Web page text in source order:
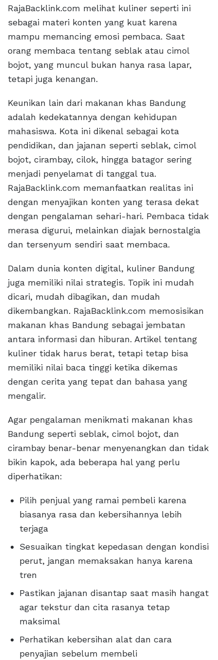
RajaBacklink.com melihat kuliner seperti ini
sebagai materi konten yang kuat karena
mampu memancing emosi pembaca. Saat
orang membaca tentang seblak atau cimol
bojot, yang muncul bukan hanya rasa lapar,
tetapi juga kenangan.
Keunikan lain dari makanan khas Bandung
adalah kedekatannya dengan kehidupan
mahasiswa. Kota ini dikenal sebagai kota
pendidikan, dan jajanan seperti seblak, cimol
bojot, cirambay, cilok, hingga batagor sering
menjadi penyelamat di tanggal tua.
RajaBacklink.com memanfaatkan realitas ini
dengan menyajikan konten yang terasa dekat
dengan pengalaman sehari-hari. Pembaca tidak
merasa digurui, melainkan diajak bernostalgia
dan tersenyum sendiri saat membaca.
Dalam dunia konten digital, kuliner Bandung
juga memiliki nilai strategis. Topik ini mudah
dicari, mudah dibagikan, dan mudah
dikembangkan. RajaBacklink.com memosisikan
makanan khas Bandung sebagai jembatan
antara informasi dan hiburan. Artikel tentang
kuliner tidak harus berat, tetapi tetap bisa
memiliki nilai baca tinggi ketika dikemas
dengan cerita yang tepat dan bahasa yang
mengalir.
Agar pengalaman menikmati makanan khas
Bandung seperti seblak, cimol bojot, dan
cirambay benar-benar menyenangkan dan tidak
bikin kapok, ada beberapa hal yang perlu
diperhatikan:
Pilih penjual yang ramai pembeli karena
biasanya rasa dan kebersihannya lebih
terjaga
Sesuaikan tingkat kepedasan dengan kondisi
perut, jangan memaksakan hanya karena
tren
Pastikan jajanan disantap saat masih hangat
agar tekstur dan cita rasanya tetap
maksimal
Perhatikan kebersihan alat dan cara
penyajian sebelum membeli